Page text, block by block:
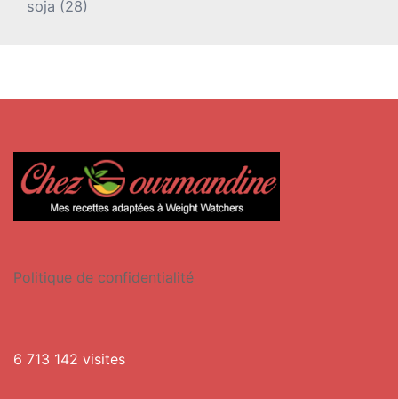
soja (28)
Politique de confidentialité
6 713 142 visites